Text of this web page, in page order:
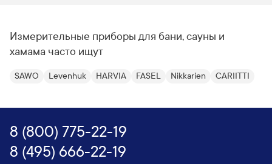
Измерительные приборы для бани, сауны и
хамама часто ищут
SAWO Levenhuk HARVIA FASEL Nikkarien CARIITTI
8 (800) 775-22-19
8 (495) 666-22-19